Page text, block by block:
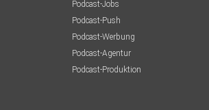
Podcast-Jobs
Podcast-Push
Podcast-Werbung
Podcast-Agentur
Podcast-Produktion